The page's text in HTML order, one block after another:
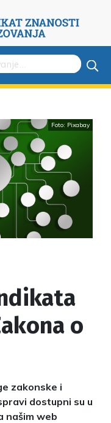
Foto: Pixabay
o
zakonske i
dostupni su u
našim web